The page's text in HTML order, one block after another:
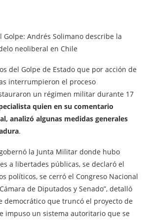
Golpe: Andrés Solimano describe la
neoliberal en Chile
del Golpe de Estado que por acción de
interrumpieron el proceso
un régimen militar durante 17
quien en su comentario
analizó algunas medidas generales
.
la Junta Militar donde hubo
a libertades públicas, se declaró el
políticos, se cerró el Congreso Nacional
de Diputados y Senado”, detalló
democrático que truncó el proyecto de
impuso un sistema autoritario que se